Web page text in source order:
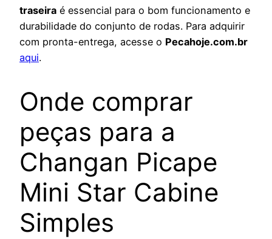
traseira é essencial para o bom funcionamento e
durabilidade do conjunto de rodas. Para adquirir
com pronta-entrega, acesse o Pecahoje.com.br
aqui.
Onde comprar
peças para a
Changan Picape
Mini Star Cabine
Simples